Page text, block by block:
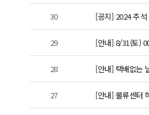
30 [공지] 2024 추
29 [안내] 8/31(토)
28 [안내] 택배없는
27 [안내] 물류센터